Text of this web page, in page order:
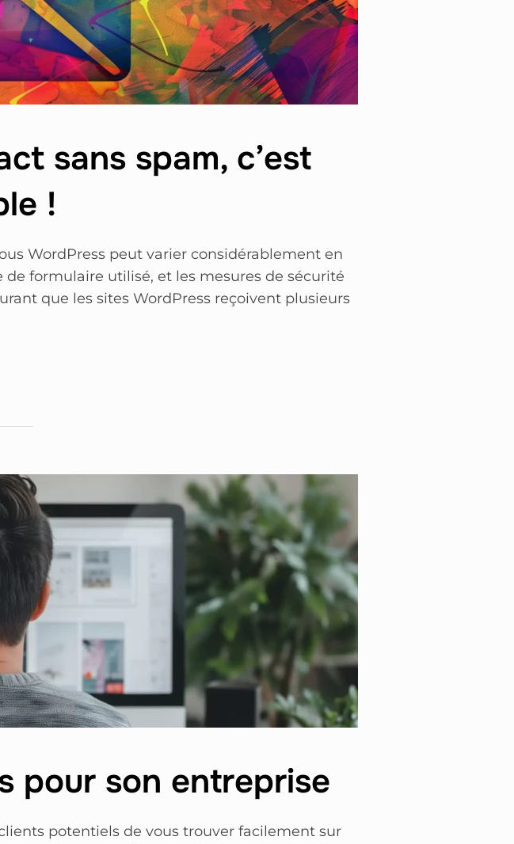
sans spam, c’est
!
WordPress peut varier considérablement en
formulaire utilisé, et les mesures de sécurité
que les sites WordPress reçoivent plusieurs
pour son entreprise
potentiels de vous trouver facilement sur